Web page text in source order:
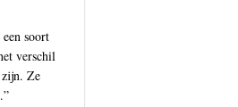
soort
verschil
Ze